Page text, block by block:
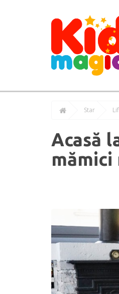
Star
Acasă